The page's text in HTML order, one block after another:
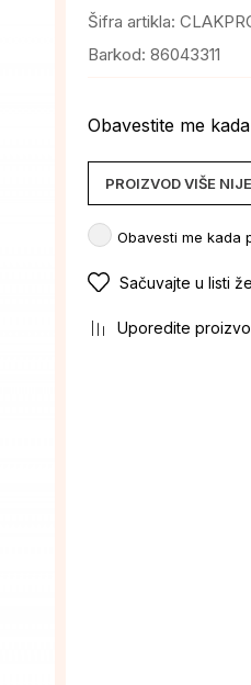
Šifra artikla:
Barkod: 86043311
Obavestite me
PROIZVOD VIŠE
Obavesti me kada
Sačuvajte u listi
Uporedite